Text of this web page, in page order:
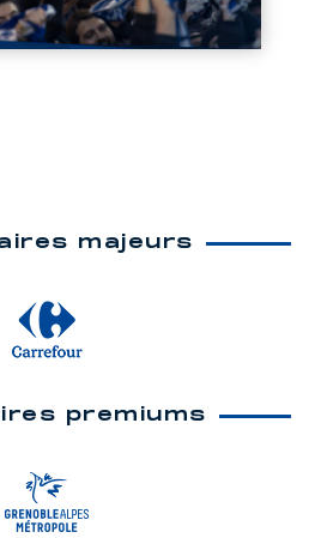
majeurs
premiums